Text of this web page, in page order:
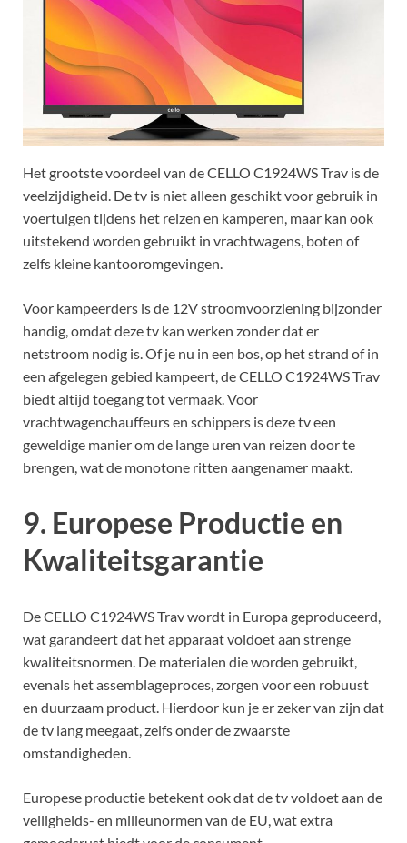
Het grootste voordeel van de CELLO C1924WS Trav is de
veelzijdigheid. De tv is niet alleen geschikt voor gebruik in
voertuigen tijdens het reizen en kamperen, maar kan ook
uitstekend worden gebruikt in vrachtwagens, boten of
zelfs kleine kantooromgevingen.
Voor kampeerders is de 12V stroomvoorziening bijzonder
handig, omdat deze tv kan werken zonder dat er
netstroom nodig is. Of je nu in een bos, op het strand of in
een afgelegen gebied kampeert, de CELLO C1924WS Trav
biedt altijd toegang tot vermaak. Voor
vrachtwagenchauffeurs en schippers is deze tv een
geweldige manier om de lange uren van reizen door te
brengen, wat de monotone ritten aangenamer maakt.
9. Europese Productie en
Kwaliteitsgarantie
De CELLO C1924WS Trav wordt in Europa geproduceerd,
wat garandeert dat het apparaat voldoet aan strenge
kwaliteitsnormen. De materialen die worden gebruikt,
evenals het assemblageproces, zorgen voor een robuust
en duurzaam product. Hierdoor kun je er zeker van zijn dat
de tv lang meegaat, zelfs onder de zwaarste
omstandigheden.
Europese productie betekent ook dat de tv voldoet aan de
veiligheids- en milieunormen van de EU, wat extra